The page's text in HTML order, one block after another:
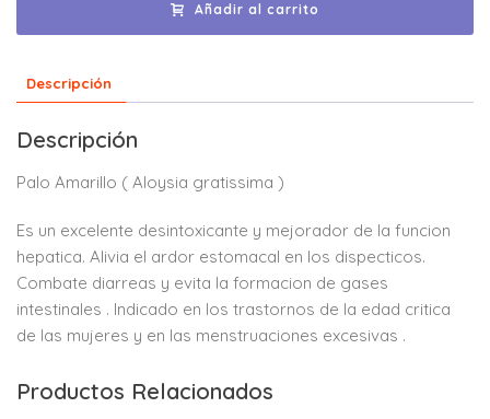
Añadir al carrito
Descripción
Descripción
Palo Amarillo ( Aloysia gratissima )
Es un excelente desintoxicante y mejorador de la funcion
hepatica. Alivia el ardor estomacal en los dispecticos.
Combate diarreas y evita la formacion de gases
intestinales . Indicado en los trastornos de la edad critica
de las mujeres y en las menstruaciones excesivas .
Productos Relacionados